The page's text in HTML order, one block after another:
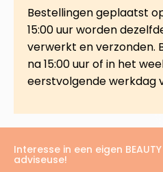
Bestellingen geplaatst
15:00 uur worden
verwerkt en verzonden.
na 15:00 uur of in het
eerstvolgende werkdag
Interesse in een eigen
adviseuse!